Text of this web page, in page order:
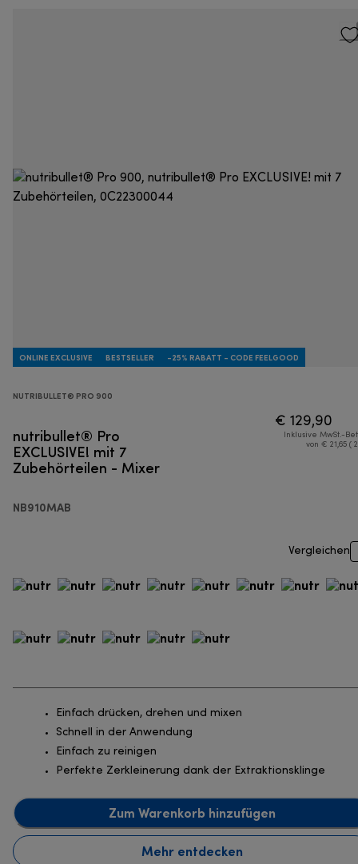
ONLINE EXCLUSIVE BESTSELLER -25% RABATT - CODE FEELGOOD
NUTRIBULLET® PRO 900
nutribullet® Pro
EXCLUSIVE! mit 7
Zubehörteilen - Mixer
NB910MAB
€ 129,90
Inklusive MwSt.-
von € 21,65 (
Vergleichen
Einfach drücken, drehen und mixen
Schnell in der Anwendung
Einfach zu reinigen
Perfekte Zerkleinerung dank der Extraktionsklinge
Zum Warenkorb hinzufügen
Mehr entdecken